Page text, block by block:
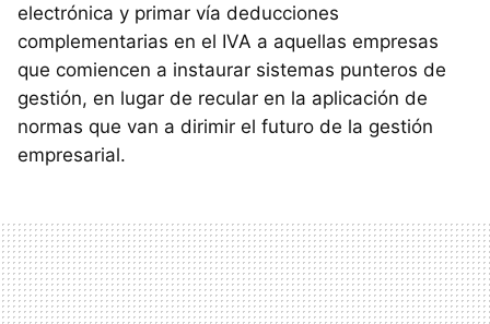
electrónica y primar vía deducciones
complementarias en el IVA a aquellas empresas
que comiencen a instaurar sistemas punteros de
gestión, en lugar de recular en la aplicación de
normas que van a dirimir el futuro de la gestión
empresarial.